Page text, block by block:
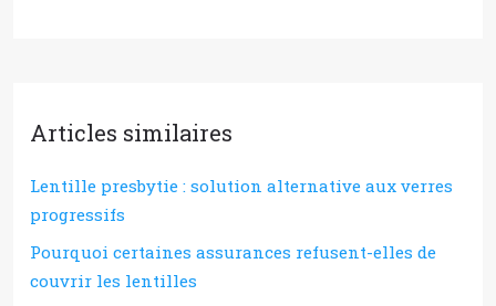
Articles similaires
Lentille presbytie : solution alternative aux verres
progressifs
Pourquoi certaines assurances refusent-elles de
couvrir les lentilles